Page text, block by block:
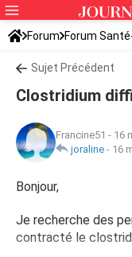
Forum Forum
Symptômes et
Sujet Précédent
Clostridium
Francine51 - 16
joraline - 16
Bonjour,
Je recherche des
contracté le